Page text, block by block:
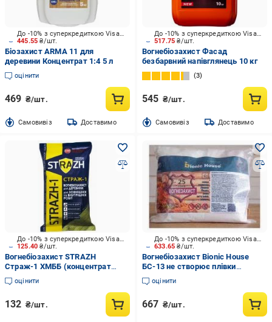
445.55₴/шт.
До -10% з суперкредиткою Visa Вигода
Біозахист ARMA 11 для
деревини Концентрат 1:4 5 л
оцінити
469 ₴/шт.
Cамовивіз Доставимо
517.75₴/шт.
До -10% з суперкредиткою Visa Вигода
Вогнебіозахист Фасад
безбарвний напівглянець 10 кг
3
545 ₴/шт.
Cамовивіз Доставимо
125.40₴/шт.
До -10% з суперкредиткою Visa Вигода
Вогнебіозахист STRAZH
Страж-1 ХМББ (концентрат
1:10) зелений 0,5 кг
оцінити
132 ₴/шт.
633.65₴/шт.
До -10% з суперкредиткою Visa Вигода
Вогнебіозахист Bionic House
БС-13 не створює плівки
безколірний 4 кг
оцінити
667 ₴/шт.